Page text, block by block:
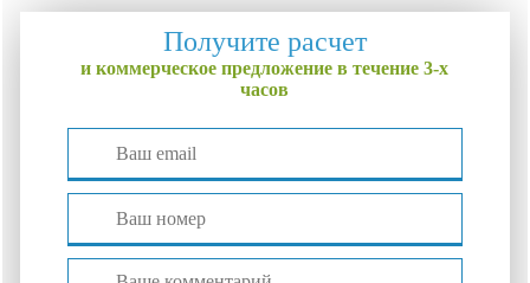
Получите расчет
и коммерческое предложение в течение 3-х
часов